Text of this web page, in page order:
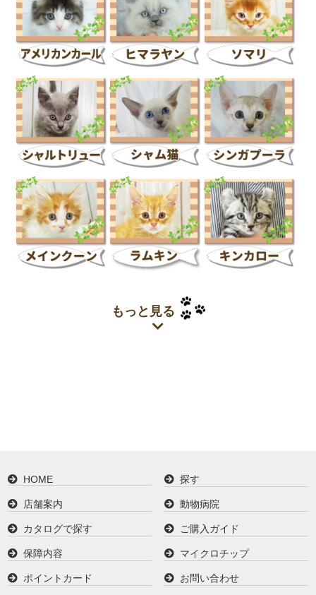
もっと見る
HOME 探す
店舗案内 動物病院
カタログで探す ご購入ガイド
保障内容 マイクロチップ
ポイントカード お問い合わせ